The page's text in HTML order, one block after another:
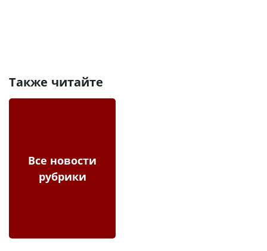
Также читайте
Все новости
рубрики